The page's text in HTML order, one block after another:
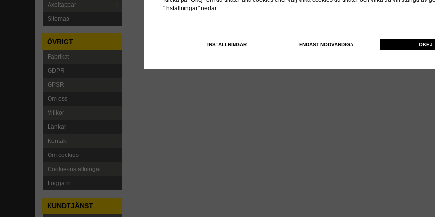
Axeltappar
Sitemap
ÖVRIGT
Fabrikat
GDPR
GPSR
Om oss
Villkor
Länkar
Kontakt
Om cookies
Cookie-inställningar
Logga in
KUNDTJÄNST
"Inställningar" nedan.
INSTÄLLNINGAR ENDAST NÖDVÄNDIGA OKEJ